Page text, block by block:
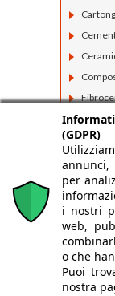
(GDPR)
annunci,
per
i nostri
web,
o che
Puoi
nostra